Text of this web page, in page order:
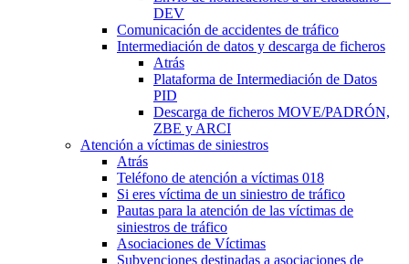
DEV
Comunicación de accidentes de tráfico
Intermediación de datos y descarga de ficheros
Atrás
Plataforma de Intermediación de Datos
PID
Descarga de ficheros MOVE/PADRÓN,
ZBE y ARCI
Atención a víctimas de siniestros
Atrás
Teléfono de atención a víctimas 018
Si eres víctima de un siniestro de tráfico
Pautas para la atención de las víctimas de
siniestros de tráfico
Asociaciones de Víctimas
Subvenciones destinadas a asociaciones de